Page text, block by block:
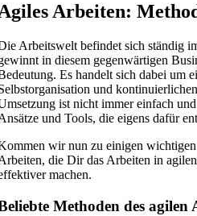
Arbeiten:
Arbeitswelt befindet sich ständig
in diesem gegenwärtigen
Es handelt sich dabei um
und
ist nicht immer einfach
und Tools, die eigens dafür
wir nun zu einigen
die Dir das Arbeiten in
machen.
Methoden des agilen